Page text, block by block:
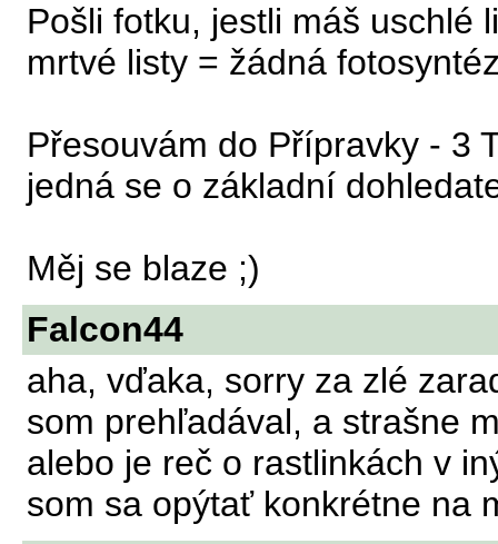
Pošli fotku, jestli máš uschlé
mrtvé listy = žádná
Přesouvám do Přípravky - 3
jedná se o základní
Měj se blaze ;)
Falcon44
aha, vďaka, sorry za zlé
som prehľadával, a strašne
alebo je reč o rastlinkách v
som sa opýtať konkrétne na